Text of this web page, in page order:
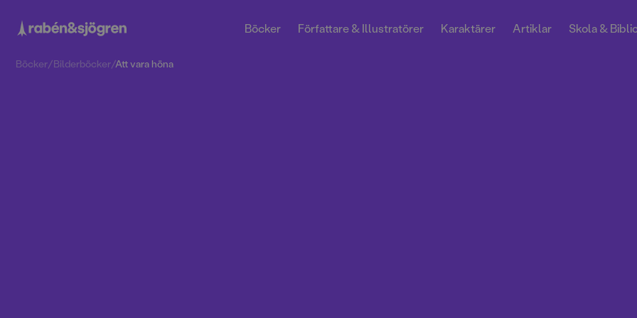
Böcker Författare & Illustratörer Karaktärer Artiklar Skola &
Böcker/Bilderböcker/Att vara höna